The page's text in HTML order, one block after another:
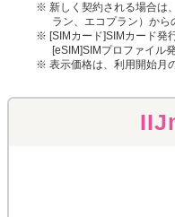
※ 新しく契約される場合は
ラン、エコプラン）か
※ [SIMカード]SIMカード発
[eSIM]SIMプロファイル
※ 表示価格は、利用開始月